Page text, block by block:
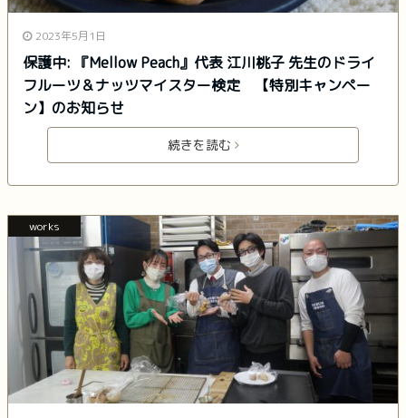
2023年5月1日
保護中: 『Mellow Peach』代表 江川桃子 先生のドライ
フルーツ＆ナッツマイスター検定 【特別キャンペー
ン】のお知らせ
続きを読む
works